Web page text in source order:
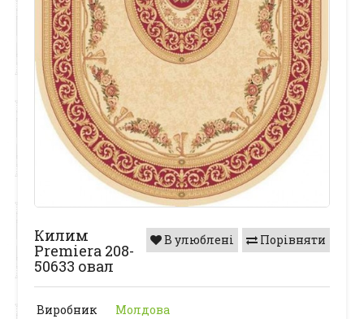
Порівняти
В улюблені
Килим
Premiera 208-
50633 овал
Виробник
Молдова